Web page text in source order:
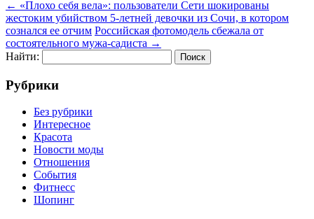
← «Плохо себя вела»: пользователи Сети шокированы
жестоким убийством 5-летней девочки из Сочи, в котором
сознался ее отчим Российская фотомодель сбежала от
состоятельного мужа-садиста →
Найти:
Рубрики
Без рубрики
Интересное
Красота
Новости моды
Отношения
События
Фитнесс
Шопинг